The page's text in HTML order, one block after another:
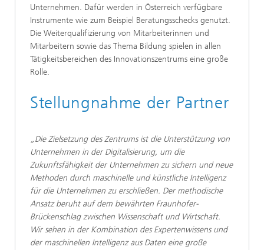
Unternehmen. Dafür werden in Österreich verfügbare
Instrumente wie zum Beispiel Beratungsschecks genutzt.
Die Weiterqualifizierung von Mitarbeiterinnen und
Mitarbeitern sowie das Thema Bildung spielen in allen
Tätigkeitsbereichen des Innovationszentrums eine große
Rolle.
Stellungnahme der Partner
„Die Zielsetzung des Zentrums ist die Unterstützung von
Unternehmen in der Digitalisierung, um die
Zukunftsfähigkeit der Unternehmen zu sichern und neue
Methoden durch maschinelle und künstliche Intelligenz
für die Unternehmen zu erschließen. Der methodische
Ansatz beruht auf dem bewährten Fraunhofer-
Brückenschlag zwischen Wissenschaft und Wirtschaft.
Wir sehen in der Kombination des Expertenwissens und
der maschinellen Intelligenz aus Daten eine große